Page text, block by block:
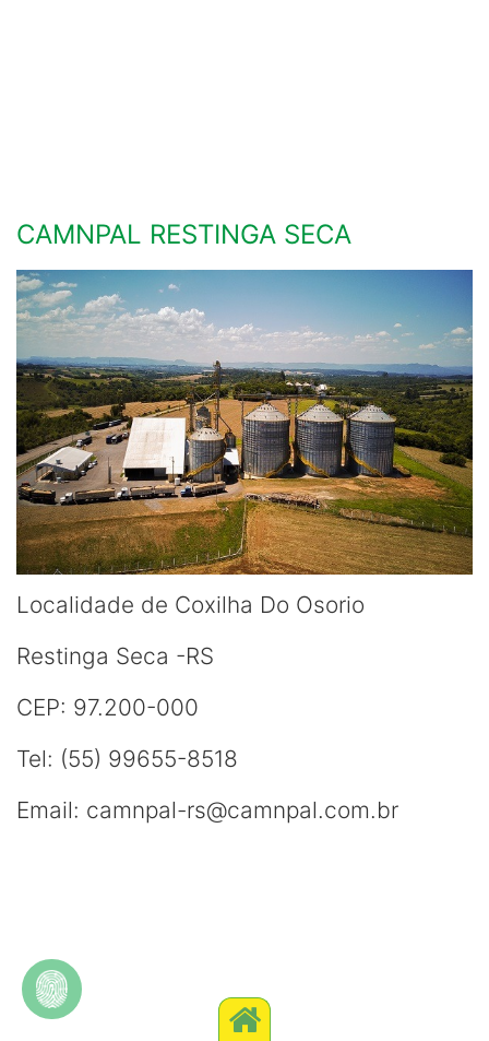
CAMNPAL RESTINGA SECA
Localidade de Coxilha Do Osorio
Restinga Seca -RS
CEP: 97.200-000
Tel: (55) 99655-8518
Email: camnpal-rs@camnpal.com.br